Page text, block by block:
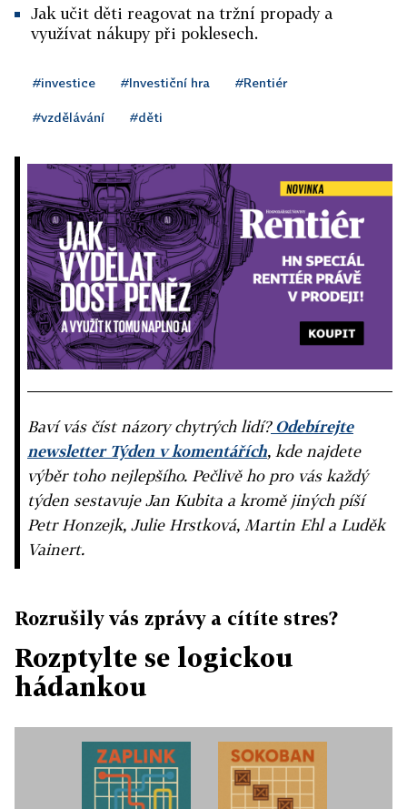
Jak učit děti reagovat na tržní propady a
využívat nákupy při poklesech.
#investice #Investiční hra #Rentiér
#vzdělávání #děti
Baví vás číst názory chytrých lidí?Odebírejte
newsletter Týden v komentářích, kde najdete
výběr toho nejlepšího. Pečlivě ho pro vás každý
týden sestavuje Jan Kubita a kromě jiných píší
Petr Honzejk, Julie Hrstková, Martin Ehl a Luděk
Vainert.
Rozrušily vás zprávy a cítíte stres?
Rozptylte se logickou
hádankou